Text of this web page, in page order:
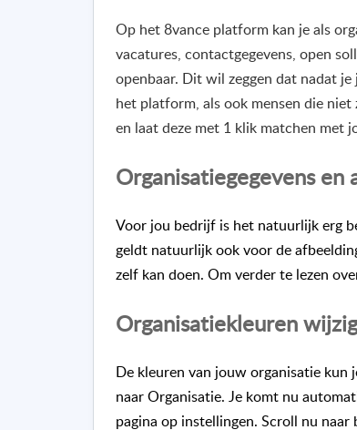
Op het 8vance platform kan je als
vacatures, contactgegevens, open
openbaar. Dit wil zeggen dat nadat
het platform, als ook mensen die
en laat deze met 1 klik matchen met
Organisatiegegevens en
Voor jou bedrijf is het natuurlijk erg
geldt natuurlijk ook voor de
zelf kan doen. Om verder te lezen
Organisatiekleuren
De kleuren van jouw organisatie kun
naarOrganisatie. Je komt nu
pagina op instellingen. Scroll nu naar